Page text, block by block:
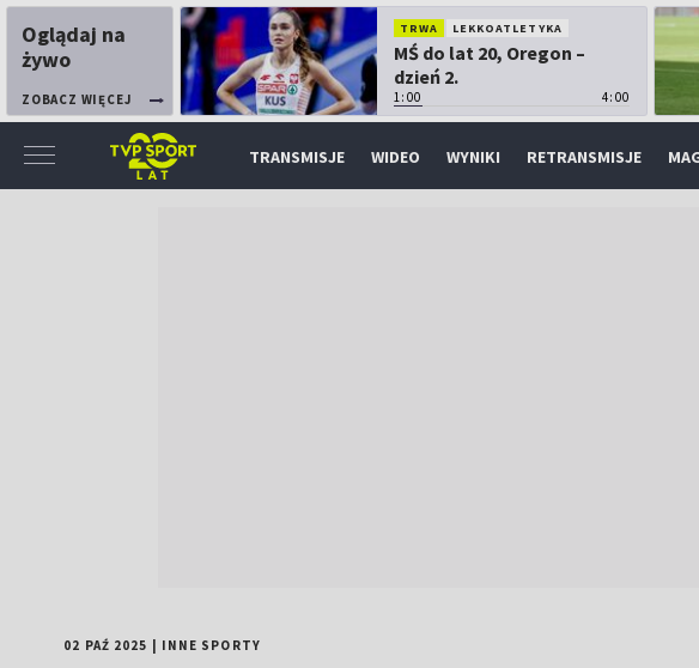
Oglądaj na
żywo
ZOBACZ WIĘCEJ
TRWA LEKKOATLETYKA
MŚ do lat 20, Oregon –
dzień 2.
1:00 4:00
TRANSMISJE WIDEO WYNIKI RETRANSMISJE
02 PAŹ 2025 INNE SPORTY